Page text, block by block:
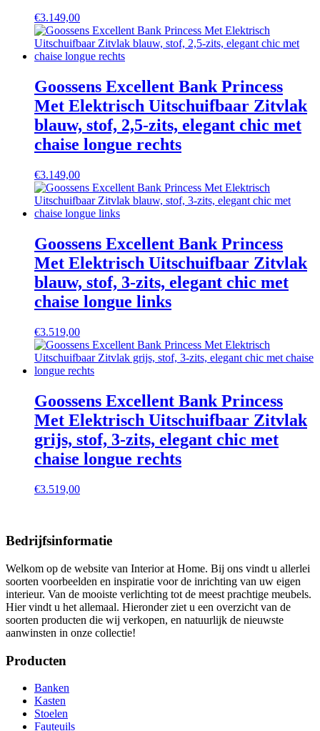
€3.149,00
Goossens Excellent Bank Princess
Met Elektrisch Uitschuifbaar Zitvlak
blauw, stof, 2,5-zits, elegant chic met
chaise longue rechts
€3.149,00
Goossens Excellent Bank Princess
Met Elektrisch Uitschuifbaar Zitvlak
blauw, stof, 3-zits, elegant chic met
chaise longue links
€3.519,00
Goossens Excellent Bank Princess
Met Elektrisch Uitschuifbaar Zitvlak
grijs, stof, 3-zits, elegant chic met
chaise longue rechts
€3.519,00
Bedrijfsinformatie
Welkom op de website van Interior at Home. Bij ons vindt u allerlei
soorten voorbeelden en inspiratie voor de inrichting van uw eigen
interieur. Van de mooiste verlichting tot de meest prachtige meubels.
Hier vindt u het allemaal. Hieronder ziet u een overzicht van de
soorten producten die wij verkopen, en natuurlijk de nieuwste
aanwinsten in onze collectie!
Producten
Banken
Kasten
Stoelen
Fauteuils